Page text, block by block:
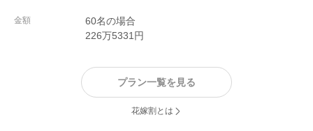
金額
60名の場合
226万5331円
プラン一覧を見る
花嫁割とは